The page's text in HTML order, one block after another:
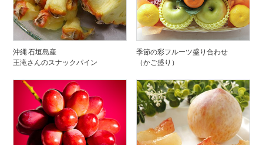
沖縄 石垣島産
王滝さんのスナックパイン
季節の彩フルーツ盛り合わせ
（かご盛り）